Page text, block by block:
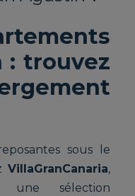
: trouvez
sous le
VillaGranCanaria,
une sélection